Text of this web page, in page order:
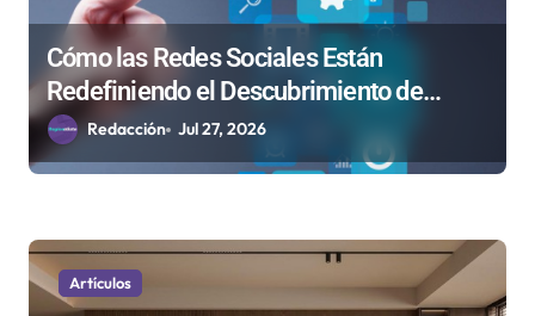
a
a
Cómo las Redes Sociales Están
Redefiniendo el Descubrimiento de
Plataformas por los Jóvenes Adultos
Redacción Jul 27, 2026
Artículos